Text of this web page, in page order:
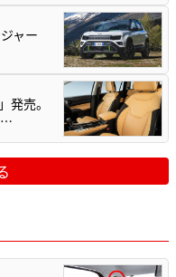
ャー
発売。
…